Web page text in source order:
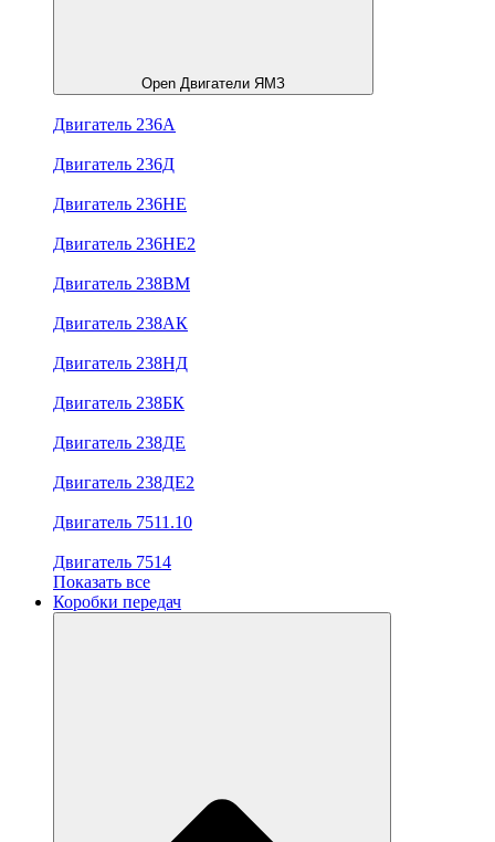
Open Двигатели ЯМЗ
Двигатель 236А
Двигатель 236Д
Двигатель 236НЕ
Двигатель 236НЕ2
Двигатель 238ВМ
Двигатель 238АК
Двигатель 238НД
Двигатель 238БК
Двигатель 238ДЕ
Двигатель 238ДЕ2
Двигатель 7511.10
Двигатель 7514
Показать все
Коробки передач